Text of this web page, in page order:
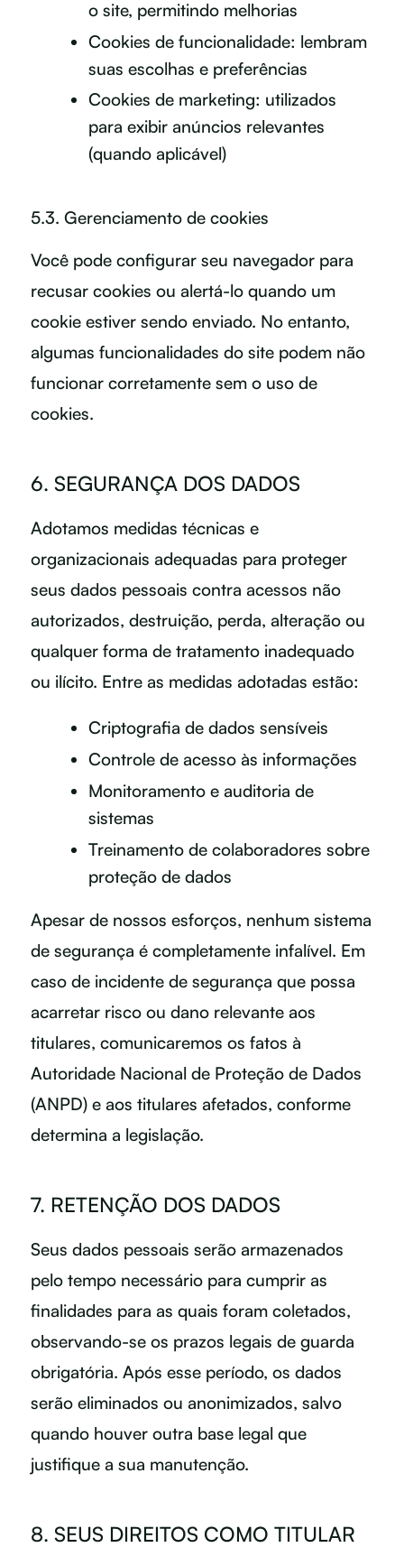
o site, permitindo melhorias
Cookies de funcionalidade: lembram
suas escolhas e preferências
Cookies de marketing: utilizados
para exibir anúncios relevantes
(quando aplicável)
5.3. Gerenciamento de cookies
Você pode configurar seu navegador para
recusar cookies ou alertá-lo quando um
cookie estiver sendo enviado. No entanto,
algumas funcionalidades do site podem não
funcionar corretamente sem o uso de
cookies.
6. SEGURANÇA DOS DADOS
Adotamos medidas técnicas e
organizacionais adequadas para proteger
seus dados pessoais contra acessos não
autorizados, destruição, perda, alteração ou
qualquer forma de tratamento inadequado
ou ilícito. Entre as medidas adotadas estão:
Criptografia de dados sensíveis
Controle de acesso às informações
Monitoramento e auditoria de
sistemas
Treinamento de colaboradores sobre
proteção de dados
Apesar de nossos esforços, nenhum sistema
de segurança é completamente infalível. Em
caso de incidente de segurança que possa
acarretar risco ou dano relevante aos
titulares, comunicaremos os fatos à
Autoridade Nacional de Proteção de Dados
(ANPD) e aos titulares afetados, conforme
determina a legislação.
7. RETENÇÃO DOS DADOS
Seus dados pessoais serão armazenados
pelo tempo necessário para cumprir as
finalidades para as quais foram coletados,
observando-se os prazos legais de guarda
obrigatória. Após esse período, os dados
serão eliminados ou anonimizados, salvo
quando houver outra base legal que
justifique a sua manutenção.
8. SEUS DIREITOS COMO TITULAR